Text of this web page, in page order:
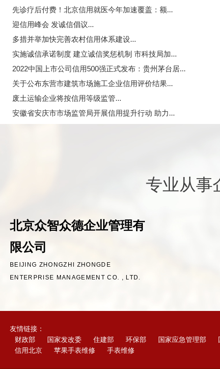
先诊疗后付费！北京信用就医今年加速覆盖：额...
迎信用峰会 发诚信倡议...
多措并举加快完善农村信用体系建设...
实施诚信承诺制度 建立诚信奖惩机制 市科技局加...
2022中国上市公司信用500强正式发布：贵州茅台居...
关于公布东营市建筑市场施工企业信用评价结果...
废土运输企业将按信用等级监管...
安徽省安庆市市场监管局开展信用提升行动 助力...
专业从事
北京众智众德企业管理有
限公司
BEIJING ZHONGZHI ZHONGDE
ENTERPRISE MANAGEMENT CO. , LTD.
友情链接：
财政部
国家发改委 住建部 环保部 国家应急管理部
信用北京
苹果手表维修 手表维修